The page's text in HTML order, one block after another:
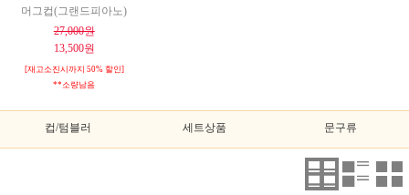
머그컵(그랜드피아노)
27,000원
13,500원
[재고소진시까지 50% 할인]
**소량남음
컵/텀블러 세트상품 문구류